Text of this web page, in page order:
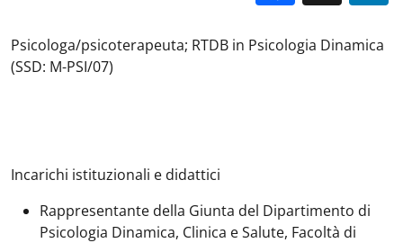
Psicologa/psicoterapeuta; RTDB in Psicologia Dinamica
(SSD: M-PSI/07)
Incarichi istituzionali e didattici
Rappresentante della Giunta del Dipartimento di
Psicologia Dinamica, Clinica e Salute, Facoltà di